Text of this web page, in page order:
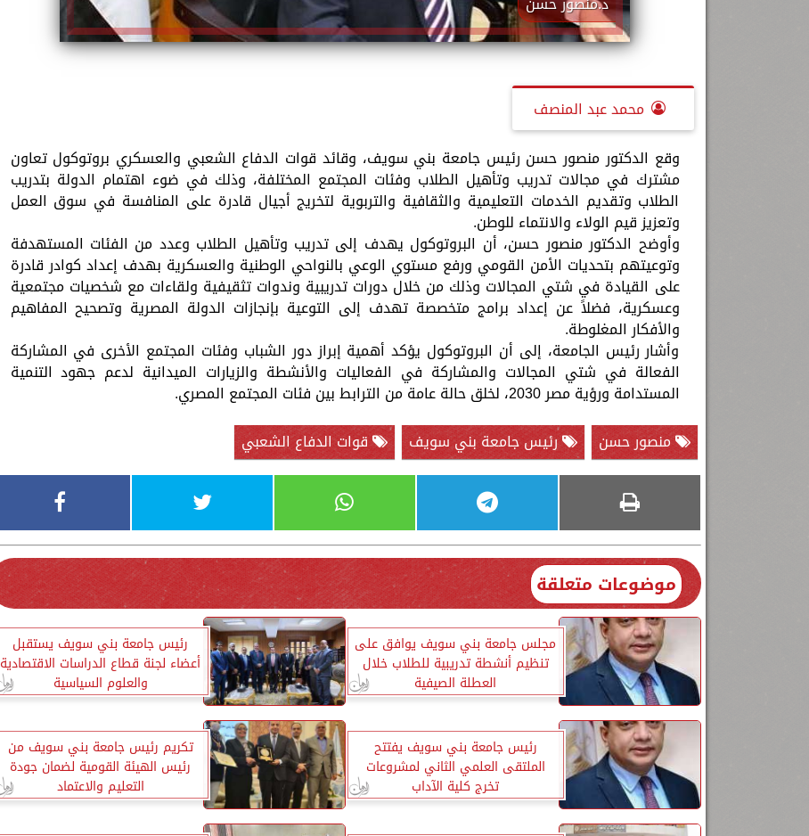
محمد عبد المنصف
وقع الدكتور منصور حسن رئيس جامعة بني سويف، وقائد قوات الدفاع الشعبي والعسكري بروتوكول تعاون
مشترك في مجالات تدريب وتأهيل الطلاب وفئات المجتمع المختلفة، وذلك في ضوء اهتمام الدولة بتدريب
الطلاب وتقديم الخدمات التعليمية والثقافية والتربوية لتخريج أجيال قادرة على المنافسة في سوق العمل
وتعزيز قيم الولاء والانتماء للوطن.
وأوضح الدكتور منصور حسن، أن البروتوكول يهدف إلى تدريب وتأهيل الطلاب وعدد من الفئات المستهدفة
وتوعيتهم بتحديات الأمن القومي ورفع مستوي الوعي بالنواحي الوطنية والعسكرية بهدف إعداد كوادر قادرة
على القيادة في شتي المجالات وذلك من خلال دورات تدريبية وندوات تثقيفية ولقاءات مع شخصيات مجتمعية
وعسكرية، فضلاً عن إعداد برامج متخصصة تهدف إلى التوعية بإنجازات الدولة المصرية وتصحيح المفاهيم
والأفكار المغلوطة.
وأشار رئيس الجامعة، إلى أن البروتوكول يؤكد أهمية إبراز دور الشباب وفئات المجتمع الأخرى في المشاركة
الفعالة في شتي المجالات والمشاركة في الفعاليات والأنشطة والزيارات الميدانية لدعم جهود التنمية
المستدامة ورؤية مصر 2030، لخلق حالة عامة من الترابط بين فئات المجتمع المصري.
منصور حسن
رئيس جامعة بني سويف قوات الدفاع الشعبي
موضوعات متعلقة
مجلس جامعة بني سويف يوافق على
تنظيم أنشطة تدريبية للطلاب خلال
العطلة الصيفية
رئيس جامعة بني سويف يستقبل
أعضاء لجنة قطاع الدراسات الاقتصادية
والعلوم السياسية
رئيس جامعة بني سويف يفتتح
الملتقى العلمي الثاني لمشروعات
تخرج كلية الآداب
تكريم رئيس جامعة بني سويف من
رئيس الهيئة القومية لضمان جودة
التعليم والاعتماد